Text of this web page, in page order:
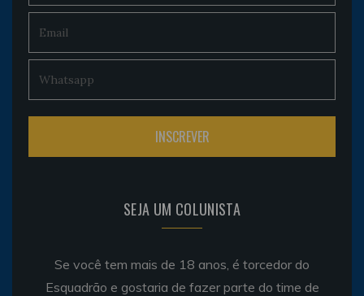
SEJA UM COLUNISTA
Se você tem mais de 18 anos, é torcedor do
Esquadrão e gostaria de fazer parte do time de